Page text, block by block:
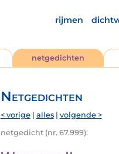
rijmen
netgedichten
Netgedichten
< vorige| alles| volgende >
netgedicht (nr. 67.999):